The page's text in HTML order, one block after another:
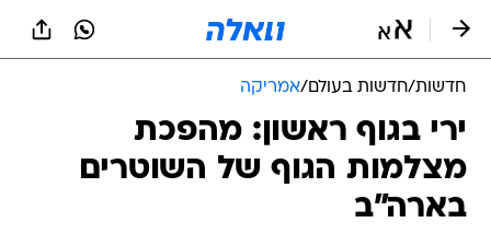
חדשות/חדשות בעולם/אמריקה
ירי בגוף ראשון: מהפכת
מצלמות הגוף של השוטרים
בארה"ב